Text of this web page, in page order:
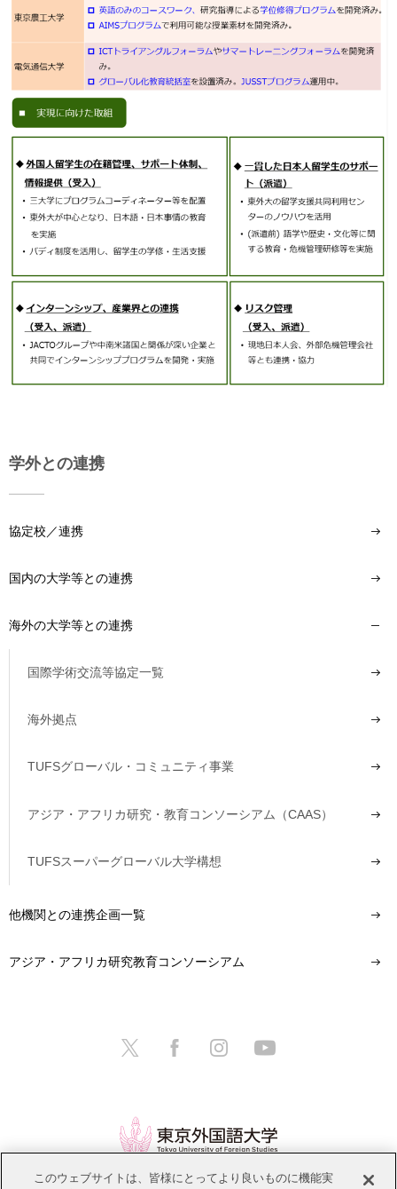
学外との連携
協定校／連携
国内の大学等との連携
海外の大学等との連携
国際学術交流等協定一覧
海外拠点
TUFSグローバル・コミュニティ事業
アジア・アフリカ研究・教育コンソーシアム（CAAS）
TUFSスーパーグローバル大学構想
他機関との連携企画一覧
アジア・アフリカ研究教育コンソーシアム
このウェブサイトは、皆様にとってより良いものに機能実